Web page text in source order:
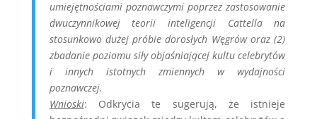
umiejętnościami poznawczymi poprzez zastosowanie
dwuczynnikowej teorii inteligencji Cattella na
stosunkowo dużej próbie dorosłych Węgrów oraz (2)
zbadanie poziomu siły objaśniającej kultu celebrytów
i innych istotnych zmiennych w wydajności
poznawczej.
Wnioski: Odkrycia te sugerują, że istnieje